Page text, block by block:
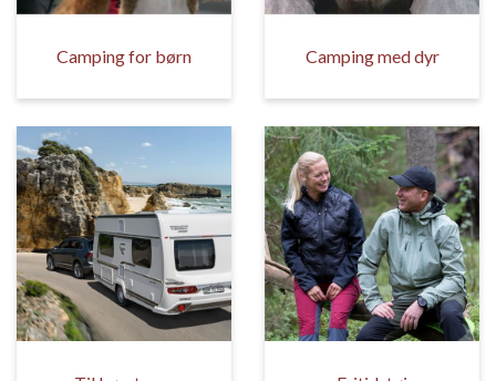
Camping for børn Camping med dyr